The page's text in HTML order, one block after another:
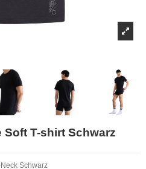
Soft T-shirt Schwarz
Schwarz